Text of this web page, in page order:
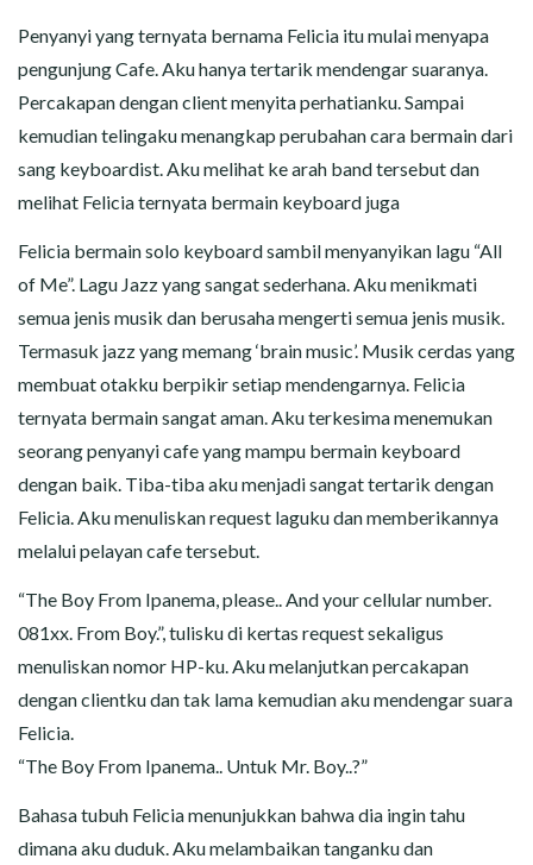
Penyanyi yang ternyata bernama Felicia itu mulai menyapa
pengunjung Cafe. Aku hanya tertarik mendengar suaranya.
Percakapan dengan client menyita perhatianku. Sampai
kemudian telingaku menangkap perubahan cara bermain dari
sang keyboardist. Aku melihat ke arah band tersebut dan
melihat Felicia ternyata bermain keyboard juga
Felicia bermain solo keyboard sambil menyanyikan lagu “All
of Me”. Lagu Jazz yang sangat sederhana. Aku menikmati
semua jenis musik dan berusaha mengerti semua jenis musik.
Termasuk jazz yang memang ‘brain music’. Musik cerdas yang
membuat otakku berpikir setiap mendengarnya. Felicia
ternyata bermain sangat aman. Aku terkesima menemukan
seorang penyanyi cafe yang mampu bermain keyboard
dengan baik. Tiba-tiba aku menjadi sangat tertarik dengan
Felicia. Aku menuliskan request laguku dan memberikannya
melalui pelayan cafe tersebut.
“The Boy From Ipanema, please.. And your cellular number.
081xx. From Boy.”, tulisku di kertas request sekaligus
menuliskan nomor HP-ku. Aku melanjutkan percakapan
dengan clientku dan tak lama kemudian aku mendengar suara
Felicia.
“The Boy From Ipanema.. Untuk Mr. Boy..?”
Bahasa tubuh Felicia menunjukkan bahwa dia ingin tahu
dimana aku duduk. Aku melambaikan tanganku dan
CARA NGIKLAN DI CERITAGILA.COM?